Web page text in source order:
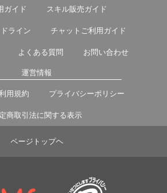
ガイド スキル販売ガイド
ライン チャットご利用ガイド
よくある質問 お問い合わせ
運営情報
用規約 プライバシーポリシー
商取引法に関する表示
ページトップヘ